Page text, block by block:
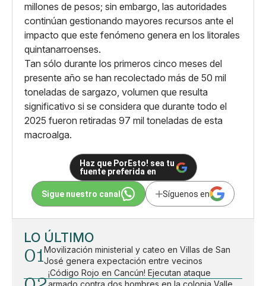
millones de pesos; sin embargo, las autoridades
continúan gestionando mayores recursos ante el
impacto que este fenómeno genera en los litorales
quintanarroenses.
Tan sólo durante los primeros cinco meses del
presente año se han recolectado más de 50 mil
toneladas de sargazo, volumen que resulta
significativo si se considera que durante todo el
2025 fueron retiradas 97 mil toneladas de esta
macroalga.
Haz que PorEsto! sea tu
fuente preferida en
Sigue nuestro canal Síguenos en
LO ÚLTIMO
01Movilización ministerial y cateo en Villas de San
José genera expectación entre vecinos
¡Código Rojo en Cancún! Ejecutan ataque
armado contra dos hombres en la colonia Valle